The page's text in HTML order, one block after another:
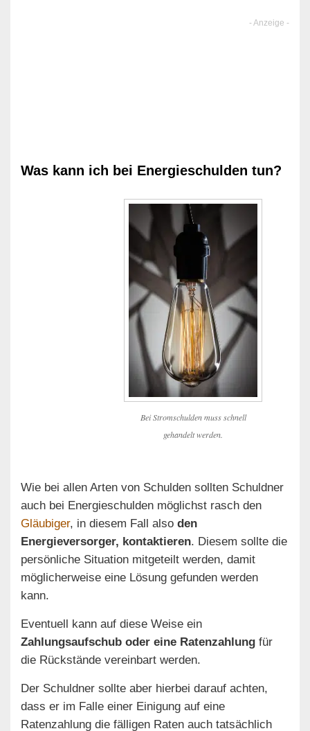
Was kann ich bei Energieschulden tun?
Bei Stromschulden muss schnell
gehandelt werden.
Wie bei allen Arten von Schulden sollten Schuldner
auch bei Energieschulden möglichst rasch den
Gläubiger, in diesem Fall also den
Energieversorger, kontaktieren . Diesem sollte die
persönliche Situation mitgeteilt werden, damit
möglicherweise eine Lösung gefunden werden
kann.
Eventuell kann auf diese Weise ein
Zahlungsaufschub oder eine Ratenzahlung für
die Rückstände vereinbart werden.
Der Schuldner sollte aber hierbei darauf achten,
dass er im Falle einer Einigung auf eine
Ratenzahlung die fälligen Raten auch tatsächlich